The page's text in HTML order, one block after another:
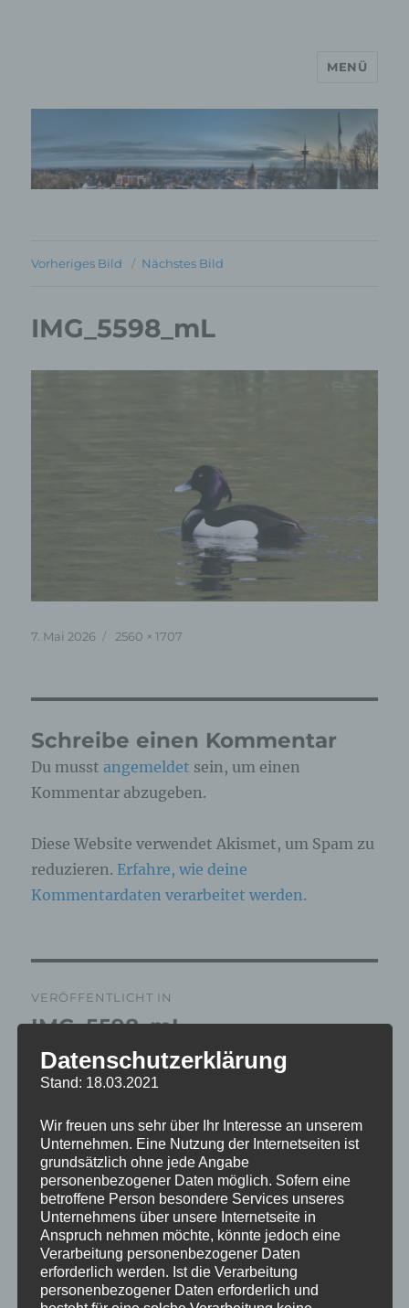
MP Mario Porten Beratung
Training Coaching
MENÜ
Vorheriges Bild Nächstes Bild
IMG_5598_mL
Veröffentlicht
7. Mai 2026 Originalgröße
2560 × 1707
Schreibe einen Kommentar
Du musst angemeldet sein, um einen
Kommentar abzugeben.
Diese Website verwendet Akismet, um Spam zu
reduzieren. Erfahre, wie deine
Kommentardaten verarbeitet werden.
VERÖFFENTLICHT IN
IMG_5598_mL
Datenschutzerklärung
Stand: 18.03.2021
Wir freuen uns sehr über Ihr Interesse an unserem
Unternehmen. Eine Nutzung der Internetseiten ist
grundsätzlich ohne jede Angabe
personenbezogener Daten möglich. Sofern eine
betroffene Person besondere Services unseres
Unternehmens über unsere Internetseite in
Anspruch nehmen möchte, könnte jedoch eine
Verarbeitung personenbezogener Daten
erforderlich werden. Ist die Verarbeitung
personenbezogener Daten erforderlich und